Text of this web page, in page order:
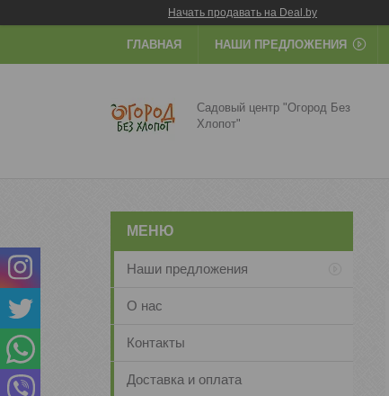
Начать продавать на Deal.by
ГЛАВНАЯ НАШИ ПРЕДЛОЖЕНИЯ
Садовый центр "Огород Без
Хлопот"
Наши предложения
О нас
Контакты
Доставка и оплата